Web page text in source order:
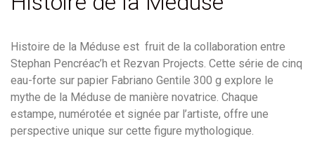
Histoire de la Méduse est fruit de la collaboration entre
Stephan Pencréac’h et Rezvan Projects. Cette série de cinq
eau-forte sur papier Fabriano Gentile 300 g explore le
mythe de la Méduse de manière novatrice. Chaque
estampe, numérotée et signée par l’artiste, offre une
perspective unique sur cette figure mythologique.